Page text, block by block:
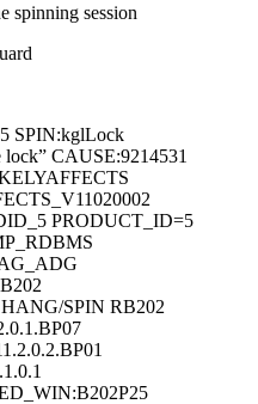
spinning session
SPIN:kglLock
CAUSE:9214531
PRODUCT_ID=5
SPIN RB202